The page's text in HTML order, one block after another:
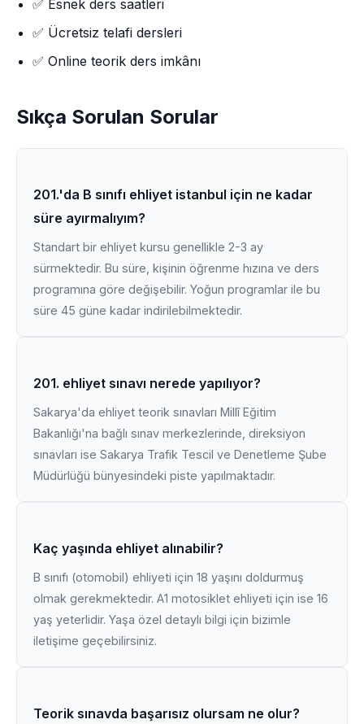
✅ Esnek ders saatleri
✅ Ücretsiz telafi dersleri
✅ Online teorik ders imkânı
Sıkça Sorulan Sorular
201.'da B sınıfı ehliyet istanbul için ne kadar
süre ayırmalıyım?
Standart bir ehliyet kursu genellikle 2-3 ay
sürmektedir. Bu süre, kişinin öğrenme hızına ve ders
programına göre değişebilir. Yoğun programlar ile bu
süre 45 güne kadar indirilebilmektedir.
201. ehliyet sınavı nerede yapılıyor?
Sakarya'da ehliyet teorik sınavları Millî Eğitim
Bakanlığı'na bağlı sınav merkezlerinde, direksiyon
sınavları ise Sakarya Trafik Tescil ve Denetleme Şube
Müdürlüğü bünyesindeki piste yapılmaktadır.
Kaç yaşında ehliyet alınabilir?
B sınıfı (otomobil) ehliyeti için 18 yaşını doldurmuş
olmak gerekmektedir. A1 motosiklet ehliyeti için ise 16
yaş yeterlidir. Yaşa özel detaylı bilgi için bizimle
iletişime geçebilirsiniz.
Teorik sınavda başarısız olursam ne olur?